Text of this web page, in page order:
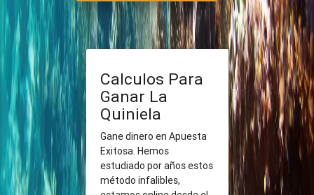
Calculos Para
Ganar La
Quiniela
Gane dinero en Apuesta
Exitosa. Hemos
estudiado por años estos
método infalibles,